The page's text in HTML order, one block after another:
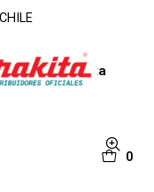
0
Makita